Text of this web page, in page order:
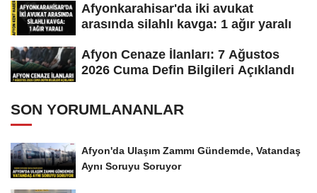
Afyonkarahisar'da iki avukat
arasında silahlı kavga: 1 ağır yaralı
Afyon Cenaze İlanları: 7 Ağustos
2026 Cuma Defin Bilgileri Açıklandı
SON YORUMLANANLAR
Afyon'da Ulaşım Zammı Gündemde, Vatandaş
Aynı Soruyu Soruyor